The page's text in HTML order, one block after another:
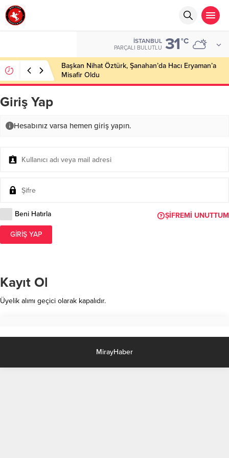
İSTANBUL
PARÇALI BULUTLU 31°C
Başkan Nihat Öztürk, Şanahan’da Hacı Eryaman’a
Misafir Oldu
Giriş Yap
Hesabınız varsa hemen giriş yapın.
Beni Hatırla ŞIFREMI UNUTTUM
GIRIŞ YAP
Kayıt Ol
Üyelik alımı geçici olarak kapalıdır.
MirayHaber